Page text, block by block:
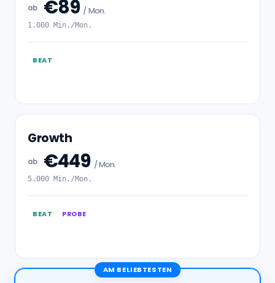
ab €89 / Mon.
1.000 Min./Mon.
BEAT
Growth
ab €449 / Mon.
5.000 Min./Mon.
BEAT PROBE
AM BELIEBTESTEN